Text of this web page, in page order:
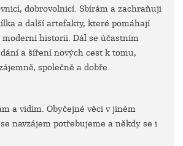
dobrovolnicí. Sbírám a zachraňuji
a další artefakty, které pomáhají
moderní historii. Dál se účastním
a šíření nových cest k tomu,
společně a dobře.
a vidím. Obyčejné věci v jiném
navzájem potřebujeme a někdy se i